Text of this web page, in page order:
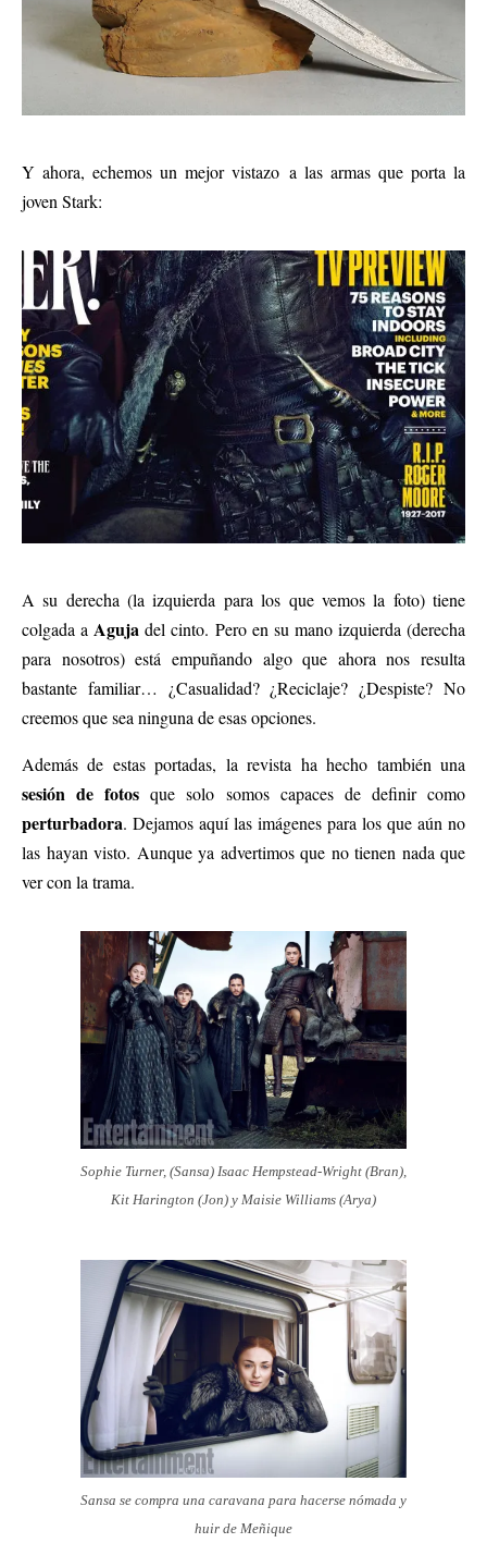
Y ahora, echemos un mejor vistazo a las armas que porta la
joven Stark:
A su derecha (la izquierda para los que vemos la foto) tiene
colgada a Aguja del cinto. Pero en su mano izquierda (derecha
para nosotros) está empuñando algo que ahora nos resulta
bastante familiar… ¿Casualidad? ¿Reciclaje? ¿Despiste? No
creemos que sea ninguna de esas opciones.
Además de estas portadas, la revista ha hecho también una
sesión de fotos que solo somos capaces de definir como
perturbadora. Dejamos aquí las imágenes para los que aún no
las hayan visto. Aunque ya advertimos que no tienen nada que
ver con la trama.
Sophie Turner, (Sansa) Isaac Hempstead-Wright (Bran),
Kit Harington (Jon) y Maisie Williams (Arya)
Sansa se compra una caravana para hacerse nómada y
huir de Meñique